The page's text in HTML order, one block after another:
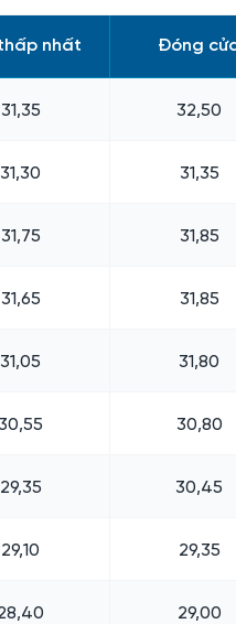
nhất Đóng
31,35 32,50
31,30 31,35
31,75 31,85
31,65 31,85
31,05 31,80
30,55 30,80
29,35 30,45
29,10 29,35
29,00